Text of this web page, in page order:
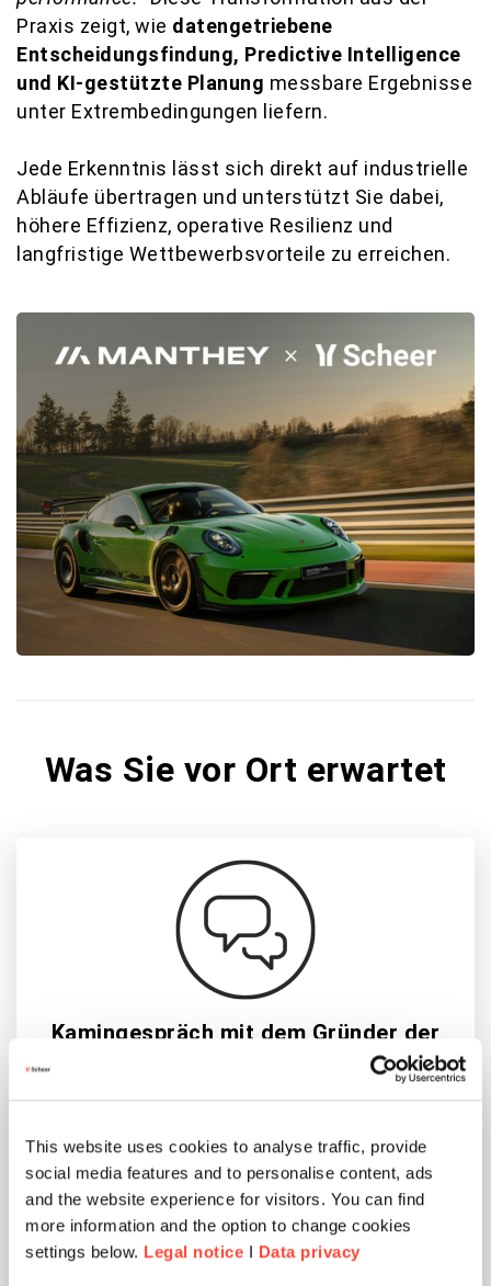
This website uses cookies to analyse traffic, provide
social media features and to personalise content, ads
and the website experience for visitors. You can find
more information and the option to change cookies
settings below. Legal notice I Data privacy
Praxis zeigt, wie datengetriebene
Entscheidungs­findung, Predictive Intelligence
und KI‑gestützte Planung messbare Ergebnisse
unter Extrembedingungen liefern.
Jede Erkenntnis lässt sich direkt auf industrielle
Abläufe übertragen und unterstützt Sie dabei,
höhere Effizienz, operative Resilienz und
langfristige Wettbewerbsvorteile zu erreichen.
Was Sie vor Ort erwartet
Kamingespräch mit dem Gründer der
Scheer Gruppe Prof. Dr. August-Wilhelm
Scheer